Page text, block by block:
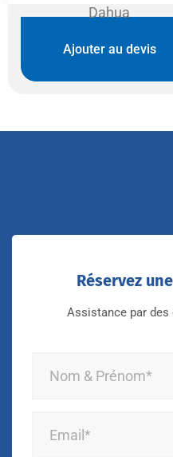
Dahua
Ajouter au devis
Réservez
Assistance par